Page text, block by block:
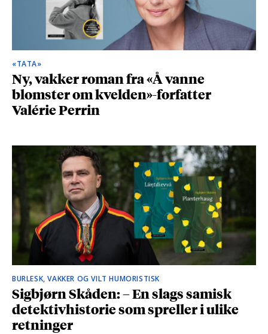
«TATA»
Ny, vakker roman fra «Å vanne
blomster om kvelden»-forfatter
Valérie Perrin
BURLESK, VAKKER OG VILT HUMORISTISK
Sigbjørn Skåden: – En slags samisk
detektivhistorie som spreller i ulike
retninger